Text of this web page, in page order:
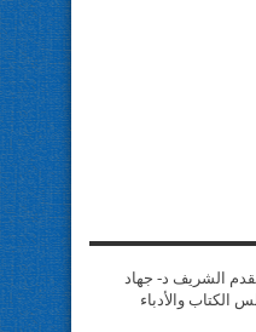
الشريف د- جهاد
والأدباء